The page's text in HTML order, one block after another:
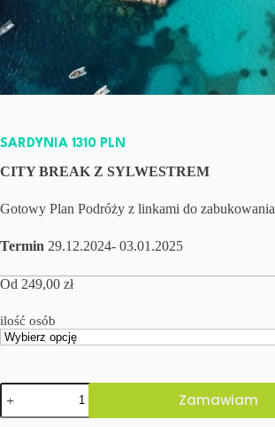
SARDYNIA 1310 PLN
CITY BREAK Z SYLWESTREM
Gotowy Plan Podróży z linkami do zabukowania
Termin 29.12.2024- 03.01.2025
Od 249,00 zł
ilość osób
Zamawiam